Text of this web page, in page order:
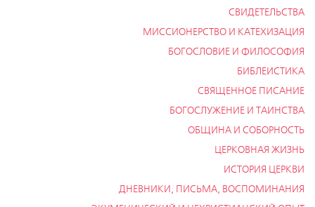
СВИДЕТЕЛЬСТВА
МИССИОНЕРСТВО И КАТЕХИЗАЦИЯ
БОГОСЛОВИЕ И ФИЛОСОФИЯ
БИБЛЕИСТИКА
СВЯЩЕННОЕ ПИСАНИЕ
БОГОСЛУЖЕНИЕ И ТАИНСТВА
ОБЩИНА И СОБОРНОСТЬ
ЦЕРКОВНАЯ ЖИЗНЬ
ИСТОРИЯ ЦЕРКВИ
ДНЕВНИКИ, ПИСЬМА, ВОСПОМИНАНИЯ